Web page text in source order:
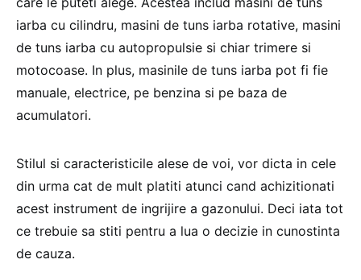
iarba cu cilindru, masini de tuns iarba rotative, masini
de tuns iarba cu autopropulsie si chiar trimere si
motocoase. In plus, masinile de tuns iarba pot fi fie
manuale, electrice, pe benzina si pe baza de
acumulatori.
Stilul si caracteristicile alese de voi, vor dicta in cele
din urma cat de mult platiti atunci cand achizitionati
acest instrument de ingrijire a gazonului. Deci iata tot
ce trebuie sa stiti pentru a lua o decizie in cunostinta
de cauza.